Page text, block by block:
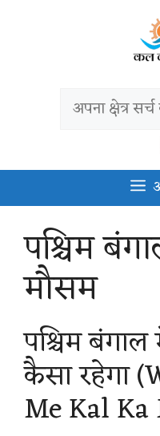
पश्चिम
मौसम
पश्चिम
कैसा रहेगा
Me Kal